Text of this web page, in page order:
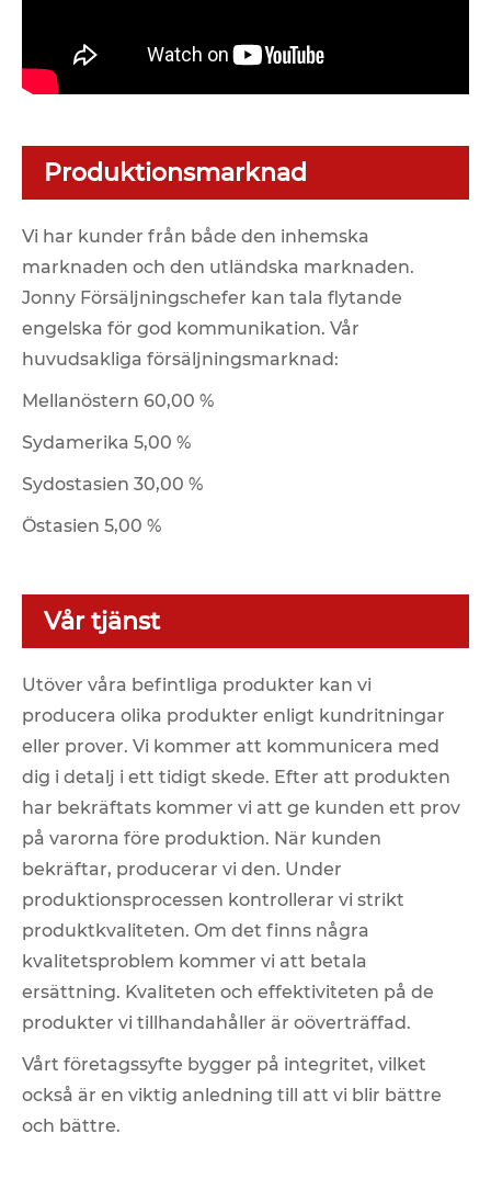
Produktionsmarknad
Vi har kunder från både den inhemska
marknaden och den utländska marknaden.
Jonny Försäljningschefer kan tala flytande
engelska för god kommunikation. Vår
huvudsakliga försäljningsmarknad:
Mellanöstern 60,00 %
Sydamerika 5,00 %
Sydostasien 30,00 %
Östasien 5,00 %
Vår tjänst
Utöver våra befintliga produkter kan vi
producera olika produkter enligt kundritningar
eller prover. Vi kommer att kommunicera med
dig i detalj i ett tidigt skede. Efter att produkten
har bekräftats kommer vi att ge kunden ett prov
på varorna före produktion. När kunden
bekräftar, producerar vi den. Under
produktionsprocessen kontrollerar vi strikt
produktkvaliteten. Om det finns några
kvalitetsproblem kommer vi att betala
ersättning. Kvaliteten och effektiviteten på de
produkter vi tillhandahåller är oöverträffad.
Vårt företagssyfte bygger på integritet, vilket
också är en viktig anledning till att vi blir bättre
och bättre.